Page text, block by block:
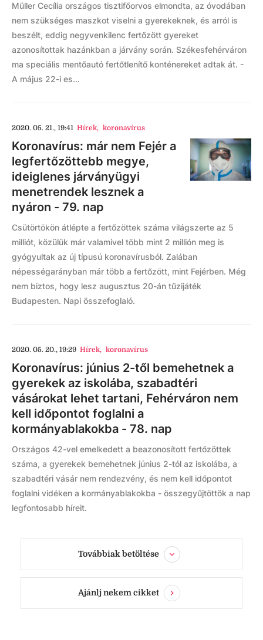
Müller Cecília országos tisztifőorvos elmondta, az óvodában
nem szükséges maszkot viselni a gyerekeknek, és arról is
beszélt, eddig negyvenkilenc fertőzött gyereket
azonosítottak hazánkban a járvány során. Székesfehérváron
ma speciális mentőautó fertőtlenítő konténereket adtak át. -
A május 22-i es...
2020. 05. 21., 19:41 Hírek, koronavírus
Koronavírus: már nem Fejér a
legfertőzöttebb megye,
ideiglenes járványügyi
menetrendek lesznek a
nyáron - 79. nap
Csütörtökön átlépte a fertőzöttek száma világszerte az 5
milliót, közülük már valamivel több mint 2 millión meg is
gyógyultak az új típusú koronavírusból. Zalában
népességarányban már több a fertőzött, mint Fejérben. Még
nem biztos, hogy lesz augusztus 20-án tűzijáték
Budapesten. Napi összefoglaló.
2020. 05. 20., 19:29 Hírek, koronavírus
Koronavírus: június 2-től bemehetnek a
gyerekek az iskolába, szabadtéri
vásárokat lehet tartani, Fehérváron nem
kell időpontot foglalni a
kormányablakokba - 78. nap
Országos 42-vel emelkedett a beazonosított fertőzöttek
száma, a gyerekek bemehetnek június 2-tól az iskolába, a
szabadtéri vásár nem rendezvény, és nem kell időpontot
foglalni vidéken a kormányablakokba - összegyűjtöttök a nap
legfontosabb híreit.
Továbbiak betöltése
Ajánlj nekem cikket